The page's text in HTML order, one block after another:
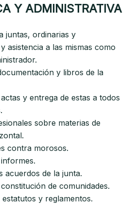
Y ADMINISTRATIVA
juntas, ordinarias y
asistencia a las mismas como
y libros de la
y entrega de estas a todos
sobre materias de
contra morosos.
acuerdos de la junta.
de comunidades.
y reglamentos.